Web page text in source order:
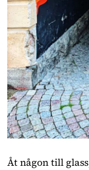
Åt någon till